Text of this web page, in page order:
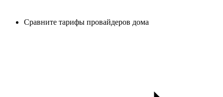
Сравните тарифы провайдеров дома